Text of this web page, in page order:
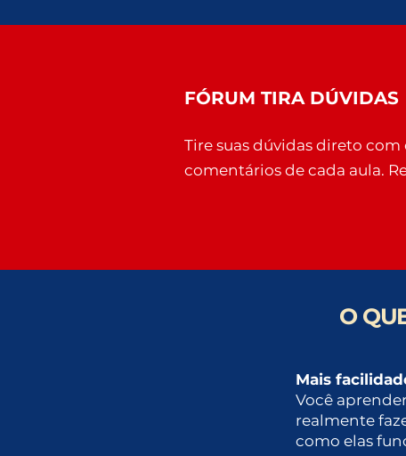
FÓRUM TIRA DÚVIDAS
Tire suas dúvidas direto com
comentários de cada aula.
O
Mais
Você
realmente
como elas